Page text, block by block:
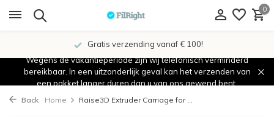
0
Gratis verzending vanaf € 100!
Wegens de vakantieperiode zijn wij telefonisch verminderd
bereikbaar. In een uitzonderlijk geval kan het verzenden van
een pakket langer duren dan u van ons gewend bent.
Back Home Raise3D Extruder Carriage for ...